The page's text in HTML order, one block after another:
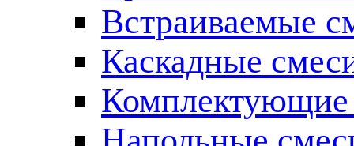
Встраиваемые
Каскадные
Комплектующие